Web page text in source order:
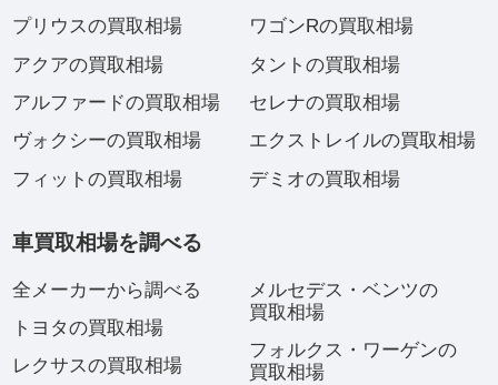
プリウスの買取相場
アクアの買取相場
アルファードの買取相場
ヴォクシーの買取相場
フィットの買取相場
ワゴンRの買取相場
タントの買取相場
セレナの買取相場
エクストレイルの買取相場
デミオの買取相場
車買取相場を調べる
全メーカーから調べる
トヨタの買取相場
レクサスの買取相場
メルセデス・ベンツの
買取相場
フォルクス・ワーゲンの
買取相場